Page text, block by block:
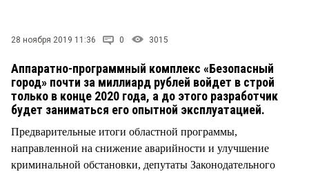
28 ноября 2019 11:36 0 3015
Аппаратно-программный комплекс «Безопасный
город» почти за миллиард рублей войдет в строй
только в конце 2020 года, а до этого разработчик
будет заниматься его опытной эксплуатацией.
Предварительные итоги областной программы,
направленной на снижение аварийности и улучшение
криминальной обстановки, депутаты Законодательного